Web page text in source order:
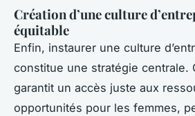
Création d’une culture
équitable
Enfin, instaurer une culture
constitue une stratégie centrale.
garantit un accès juste aux
opportunités pour les femmes,